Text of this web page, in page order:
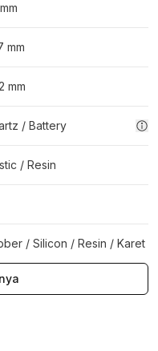
mm
mm
/ Battery
/ Resin
/ Silicon / Resin / Karet